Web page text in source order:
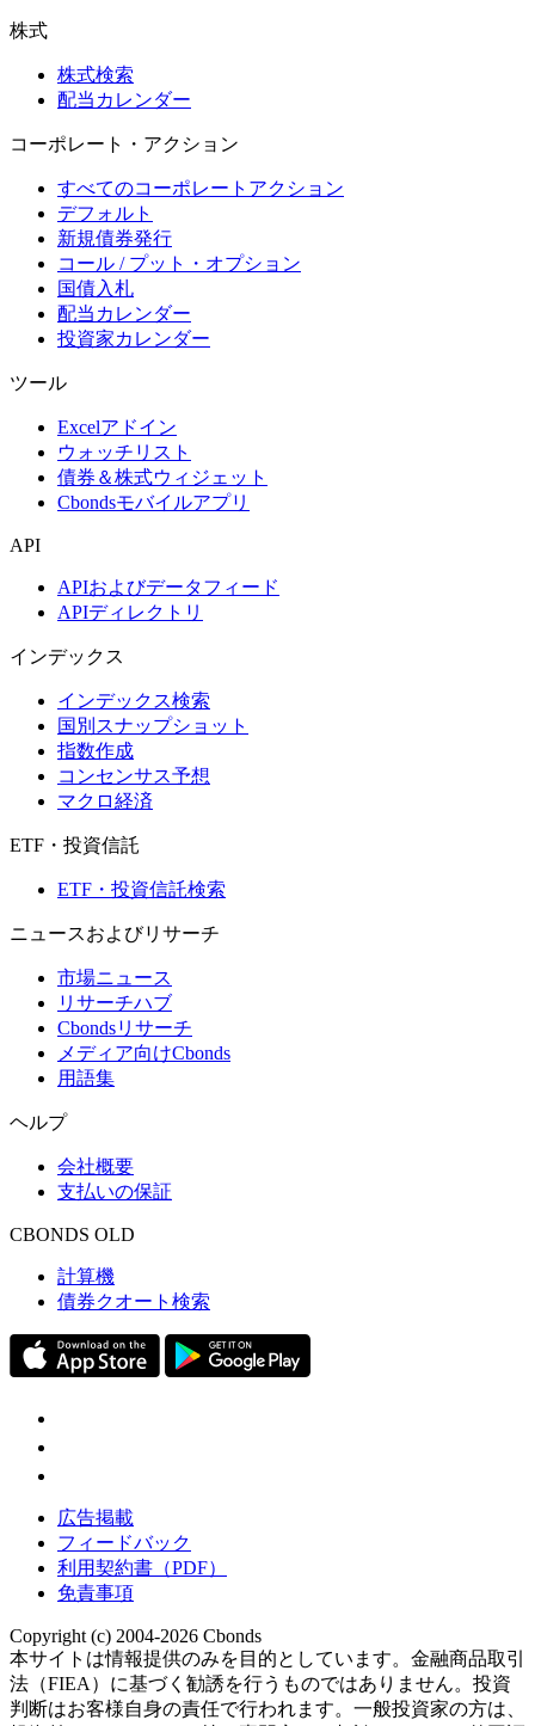
株式
株式検索
配当カレンダー
コーポレート・アクション
すべてのコーポレートアクション
デフォルト
新規債券発行
コール / プット・オプション
国債入札
配当カレンダー
投資家カレンダー
ツール
Excelアドイン
ウォッチリスト
債券＆株式ウィジェット
Cbondsモバイルアプリ
API
APIおよびデータフィード
APIディレクトリ
インデックス
インデックス検索
国別スナップショット
指数作成
コンセンサス予想
マクロ経済
ETF・投資信託
ETF・投資信託検索
ニュースおよびリサーチ
市場ニュース
リサーチハブ
Cbondsリサーチ
メディア向けCbonds
用語集
ヘルプ
会社概要
支払いの保証
CBONDS OLD
計算機
債券クオート検索
広告掲載
フィードバック
利用契約書（PDF）
免責事項
Copyright (c) 2004-2026 Cbonds
本サイトは情報提供のみを目的としています。金融商品取引
法（FIEA）に基づく勧誘を行うものではありません。投資
判断はお客様自身の責任で行われます。一般投資家の方は、